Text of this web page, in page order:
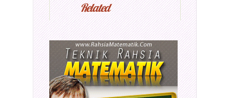
Related